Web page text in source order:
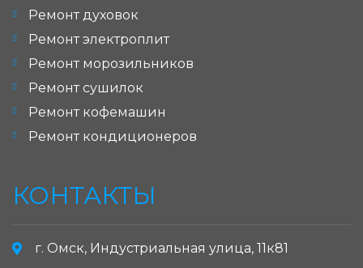
Ремонт духовок
Ремонт электроплит
Ремонт морозильников
Ремонт сушилок
Ремонт кофемашин
Ремонт кондиционеров
КОНТАКТЫ
г. Омск, Индустриальная улица, 11к81